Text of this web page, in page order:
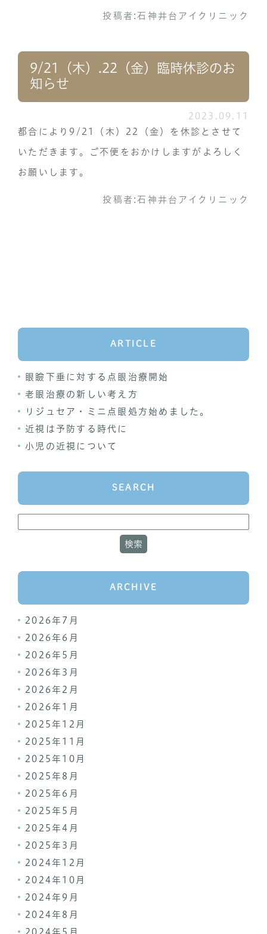
投稿者: 石神井台アイクリニック
9/21（木）.22（金）臨時休診のお
知らせ
2023.09.11
都合により9/21（木）22（金）を休診とさせて
いただきます。ご不便をおかけしますがよろしく
お願いします。
投稿者: 石神井台アイクリニック
ARTICLE
眼瞼下垂に対する点眼治療開始
老眼治療の新しい考え方
リジュセア・ミニ点眼処方始めました。
近視は予防する時代に
小児の近視について
SEARCH
ARCHIVE
2026年7月
2026年6月
2026年5月
2026年3月
2026年2月
2026年1月
2025年12月
2025年11月
2025年10月
2025年8月
2025年6月
2025年5月
2025年4月
2025年3月
2024年12月
2024年10月
2024年9月
2024年8月
2024年5月